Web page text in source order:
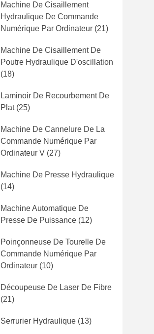
Machine De Cisaillement
Hydraulique De Commande
Numérique Par Ordinateur (21)
Machine De Cisaillement De
Poutre Hydraulique D'oscillation
(18)
Laminoir De Recourbement De
Plat(25)
Machine De Cannelure De La
Commande Numérique Par
Ordinateur V (27)
Machine De Presse Hydraulique
(14)
Machine Automatique De
Presse De Puissance (12)
Poinçonneuse De Tourelle De
Commande Numérique Par
Ordinateur (10)
Découpeuse De Laser De Fibre
(21)
Serrurier Hydraulique (13)